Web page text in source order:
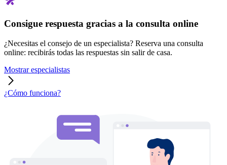
Consigue respuesta gracias a la consulta online
¿Necesitas el consejo de un especialista? Reserva una consulta
online: recibirás todas las respuestas sin salir de casa.
Mostrar especialistas
¿Cómo funciona?